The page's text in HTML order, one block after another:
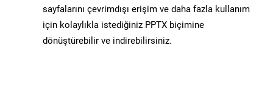
sayfalarını çevrimdışı erişim ve daha fazla kullanım
için kolaylıkla istediğiniz PPTX biçimine
dönüştürebilir ve indirebilirsiniz.